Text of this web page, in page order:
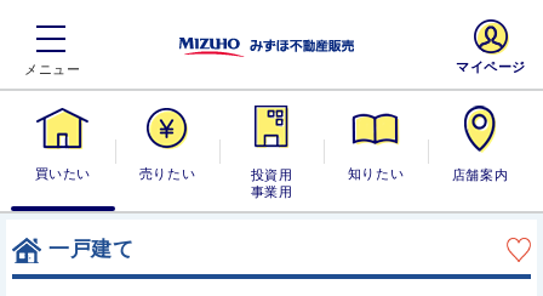
買いたい 売りたい
投資用・事業
用
知りたい 店舗案内
マイページ
一戸建て